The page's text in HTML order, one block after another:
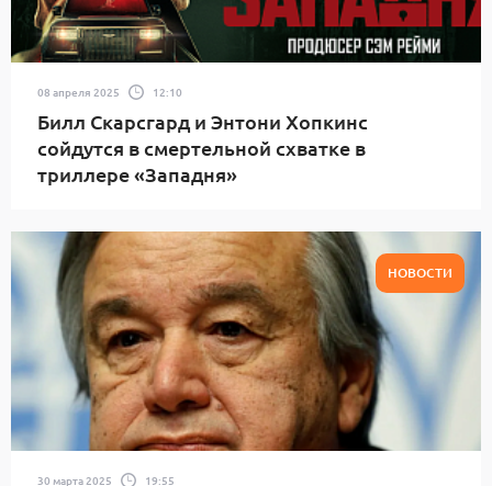
08 апреля 2025 12:10
Билл Скарсгард и Энтони Хопкинс
сойдутся в смертельной схватке в
триллере «Западня»
НОВОСТИ
30 марта 2025 19:55